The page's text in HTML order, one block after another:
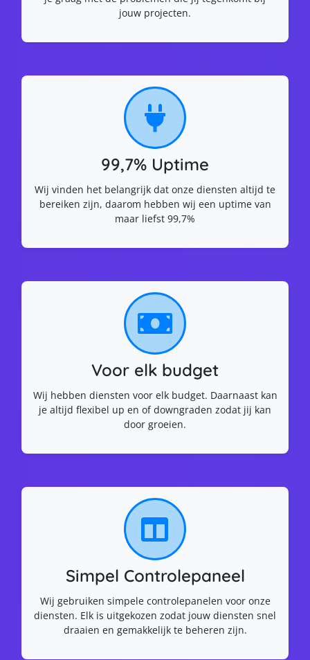
jouw projecten.
99,7% Uptime
Wij vinden het belangrijk dat onze diensten altijd te
bereiken zijn, daarom hebben wij een uptime van
maar liefst 99,7%
Voor elk budget
Wij hebben diensten voor elk budget. Daarnaast kan
je altijd flexibel up en of downgraden zodat jij kan
door groeien.
Simpel Controlepaneel
Wij gebruiken simpele controlepanelen voor onze
diensten. Elk is uitgekozen zodat jouw diensten snel
draaien en gemakkelijk te beheren zijn.